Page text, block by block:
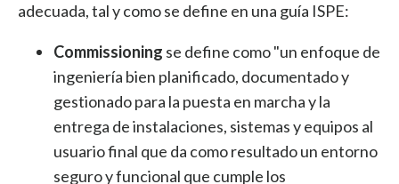
adecuada, tal y como se define en una guía ISPE:
Commissioning se define como "un enfoque de
ingeniería bien planificado, documentado y
gestionado para la puesta en marcha y la
entrega de instalaciones, sistemas y equipos al
usuario final que da como resultado un entorno
seguro y funcional que cumple los